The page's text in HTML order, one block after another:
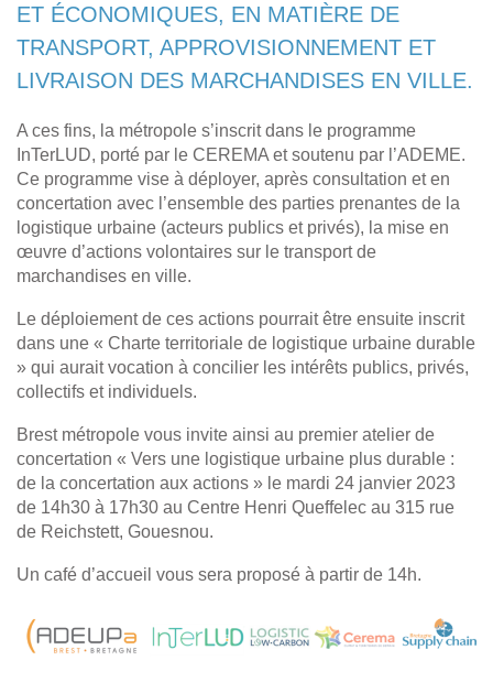
ET ÉCONOMIQUES, EN MATIÈRE DE
TRANSPORT, APPROVISIONNEMENT ET
LIVRAISON DES MARCHANDISES EN VILLE.
A ces fins, la métropole s’inscrit dans le programme
InTerLUD, porté par le CEREMA et soutenu par l’ADEME.
Ce programme vise à déployer, après consultation et en
concertation avec l’ensemble des parties prenantes de la
logistique urbaine (acteurs publics et privés), la mise en
œuvre d’actions volontaires sur le transport de
marchandises en ville.
Le déploiement de ces actions pourrait être ensuite inscrit
dans une « Charte territoriale de logistique urbaine durable
» qui aurait vocation à concilier les intérêts publics, privés,
collectifs et individuels.
Brest métropole vous invite ainsi au premier atelier de
concertation « Vers une logistique urbaine plus durable :
de la concertation aux actions » le mardi 24 janvier 2023
de 14h30 à 17h30 au Centre Henri Queffelec au 315 rue
de Reichstett, Gouesnou.
Un café d’accueil vous sera proposé à partir de 14h.